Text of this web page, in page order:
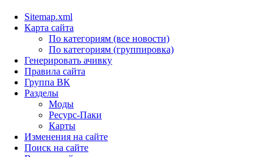
Sitemap.xml
Карта сайта
По категориям (все новости)
По категориям (группировка)
Генерировать ачивку
Правила сайта
Группа ВК
Разделы
Моды
Ресурс-Паки
Карты
Изменения на сайте
Поиск на сайте